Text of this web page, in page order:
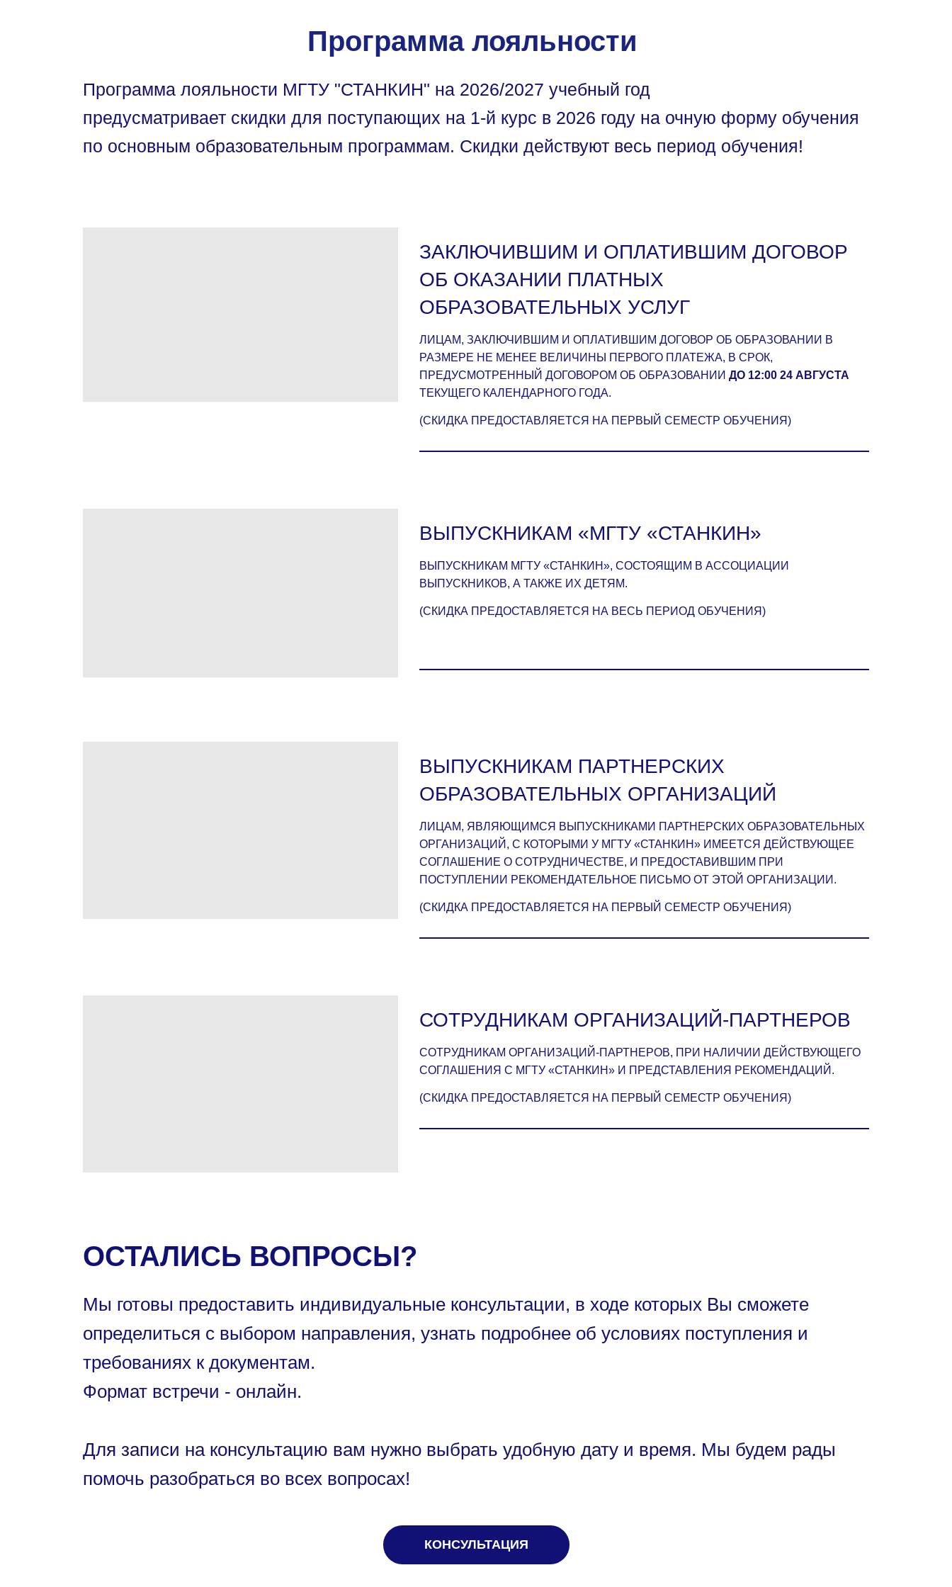
Программа лояльности
Программа лояльности МГТУ "СТАНКИН" на 2026/2027 учебный год
предусматривает скидки для поступающих на 1-й курс в 2026 году на очную форму обучения
по основным образовательным программам. Скидки действуют весь период обучения!
ЗАКЛЮЧИВШИМ И ОПЛАТИВШИМ ДОГОВОР
ОБ ОКАЗАНИИ ПЛАТНЫХ
ОБРАЗОВАТЕЛЬНЫХ УСЛУГ
ЛИЦАМ, ЗАКЛЮЧИВШИМ И ОПЛАТИВШИМ ДОГОВОР ОБ ОБРАЗОВАНИИ В
РАЗМЕРЕ НЕ МЕНЕЕ ВЕЛИЧИНЫ ПЕРВОГО ПЛАТЕЖА, В СРОК,
ПРЕДУСМОТРЕННЫЙ ДОГОВОРОМ ОБ ОБРАЗОВАНИИ ДО 12:00 24 АВГУСТА
ТЕКУЩЕГО КАЛЕНДАРНОГО ГОДА.
(СКИДКА ПРЕДОСТАВЛЯЕТСЯ НА ПЕРВЫЙ СЕМЕСТР ОБУЧЕНИЯ)
ВЫПУСКНИКАМ «МГТУ «СТАНКИН»
ВЫПУСКНИКАМ МГТУ «СТАНКИН», СОСТОЯЩИМ В АССОЦИАЦИИ
ВЫПУСКНИКОВ, А ТАКЖЕ ИХ ДЕТЯМ.
(СКИДКА ПРЕДОСТАВЛЯЕТСЯ НА ВЕСЬ ПЕРИОД ОБУЧЕНИЯ)
ВЫПУСКНИКАМ ПАРТНЕРСКИХ
ОБРАЗОВАТЕЛЬНЫХ ОРГАНИЗАЦИЙ
ЛИЦАМ, ЯВЛЯЮЩИМСЯ ВЫПУСКНИКАМИ ПАРТНЕРСКИХ ОБРАЗОВАТЕЛЬНЫХ
ОРГАНИЗАЦИЙ, С КОТОРЫМИ У МГТУ «СТАНКИН» ИМЕЕТСЯ ДЕЙСТВУЮЩЕЕ
СОГЛАШЕНИЕ О СОТРУДНИЧЕСТВЕ, И ПРЕДОСТАВИВШИМ ПРИ
ПОСТУПЛЕНИИ РЕКОМЕНДАТЕЛЬНОЕ ПИСЬМО ОТ ЭТОЙ ОРГАНИЗАЦИИ.
(СКИДКА ПРЕДОСТАВЛЯЕТСЯ НА ПЕРВЫЙ СЕМЕСТР ОБУЧЕНИЯ)
СОТРУДНИКАМ ОРГАНИЗАЦИЙ-ПАРТНЕРОВ
СОТРУДНИКАМ ОРГАНИЗАЦИЙ-ПАРТНЕРОВ, ПРИ НАЛИЧИИ ДЕЙСТВУЮЩЕГО
СОГЛАШЕНИЯ С МГТУ «СТАНКИН» И ПРЕДСТАВЛЕНИЯ РЕКОМЕНДАЦИЙ.
(СКИДКА ПРЕДОСТАВЛЯЕТСЯ НА ПЕРВЫЙ СЕМЕСТР ОБУЧЕНИЯ)
ОСТАЛИСЬ ВОПРОСЫ?
Мы готовы предоставить индивидуальные консультации, в ходе которых Вы сможете
определиться с выбором направления, узнать подробнее об условиях поступления и
требованиях к документам.
Формат встречи - онлайн.
Для записи на консультацию вам нужно выбрать удобную дату и время. Мы будем рады
помочь разобраться во всех вопросах!
КОНСУЛЬТАЦИЯ